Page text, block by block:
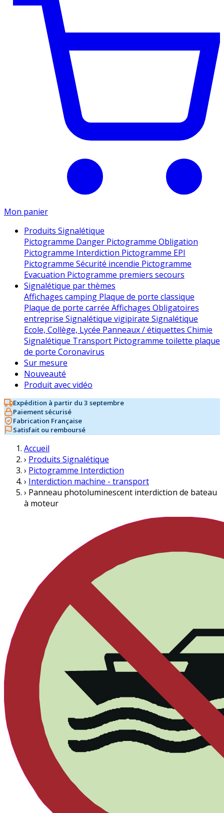
Mon panier
Produits Signalétique
Pictogramme Danger Pictogramme Obligation
Pictogramme Interdiction Pictogramme EPI
Pictogramme Sécurité incendie Pictogramme
Evacuation Pictogramme premiers secours
Signalétique par thèmes
Affichages camping Plaque de porte classique
Plaque de porte carrée Affichages Obligatoires
entreprise Signalétique vigipirate Signalétique
Ecole, Collège, Lycée Panneaux / étiquettes Chimie
Signalétique Transport Pictogramme toilette plaque
de porte Coronavirus
Sur mesure
Nouveauté
Produit avec vidéo
Expédition à partir du 3 septembre
Paiement sécurisé
Fabrication Française
Satisfait ou remboursé
Accueil
› Produits Signalétique
› Pictogramme Interdiction
› Interdiction machine - transport
› Panneau photoluminescent interdiction de bateau
à moteur